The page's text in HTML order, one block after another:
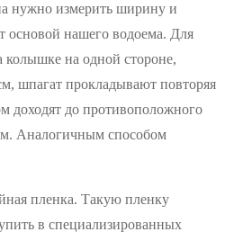
нужно измерить ширину и
основой нашего водоема. Для
колышке на одной стороне,
шпагат прокладывают повторяя
доходят до противоположного
Аналогичным способом
пленка. Такую пленку
в специализированных